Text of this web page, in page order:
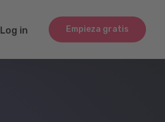
Empieza gratis
Log in